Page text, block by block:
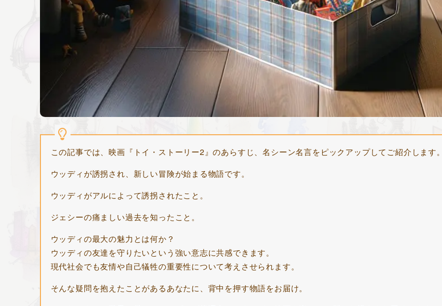
この記事では、映画『トイ・ストーリー2』のあらすじ、名シーン名言をピックアップしてご紹介します
ウッディが誘拐され、新しい冒険が始まる物語です。
ウッディがアルによって誘拐されたこと。
ジェシーの痛ましい過去を知ったこと。
ウッディの最大の魅力とは何か？
ウッディの友達を守りたいという強い意志に共感できます。
現代社会でも友情や自己犠牲の重要性について考えさせられます。
そんな疑問を抱えたことがあるあなたに、背中を押す物語をお届け。